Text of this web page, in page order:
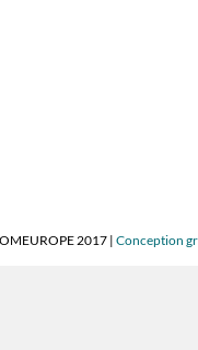
2017 | Conception